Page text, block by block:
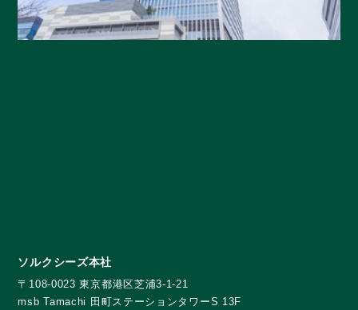
ソルクシーズ本社
〒108-0023 東京都港区芝浦3-1-21
msb Tamachi 田町ステーションタワーS 13F